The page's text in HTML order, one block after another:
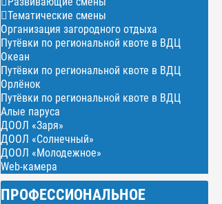
Тематические смены
Организация загородного отдыха
Путёвки по региональной квоте в ВДЦ
Океан
Путёвки по региональной квоте в ВДЦ
Орлёнок
Путёвки по региональной квоте в ВДЦ
Алые паруса
ДООЛ «Заря»
ДООЛ «Солнечный»
ДООЛ «Молодежное»
Web-камера
ПРОФЕССИОНАЛЬНОЕ